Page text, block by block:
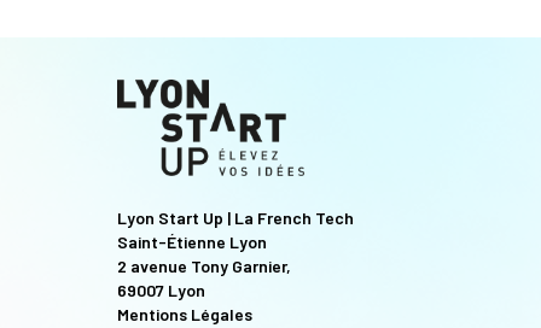
Lyon Start Up | La French Tech
Saint-Étienne Lyon
2 avenue Tony Garnier,
69007 Lyon
Mentions Légales